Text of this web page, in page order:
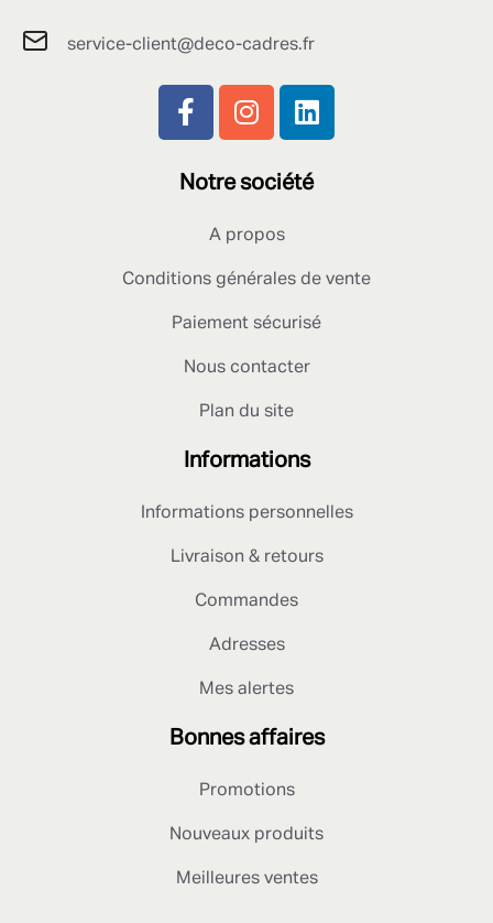
service-client@deco-cadres.fr
Notre société
A propos
Conditions générales de vente
Paiement sécurisé
Nous contacter
Plan du site
Informations
Informations personnelles
Livraison & retours
Commandes
Adresses
Mes alertes
Bonnes affaires
Promotions
Nouveaux produits
Meilleures ventes